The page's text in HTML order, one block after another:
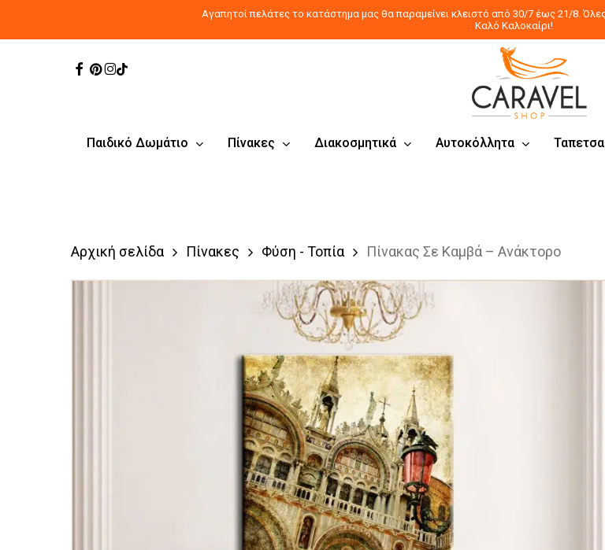
Αγαπητοί πελάτες το κατάστημα μας θα παραμείνει κλειστό από 30/7 έως 21/8.
Καλό Καλοκαίρι!
to
search
Facebook
Pinterest
Instagram
Tiktok
Παιδικό Δωμάτιο Πίνακες Διακοσμητικά Αυτοκόλλητα
Αρχική σελίδα Πίνακες Φύση - Τοπία Πίνακας Σε Καμβά – Ανάκτορο